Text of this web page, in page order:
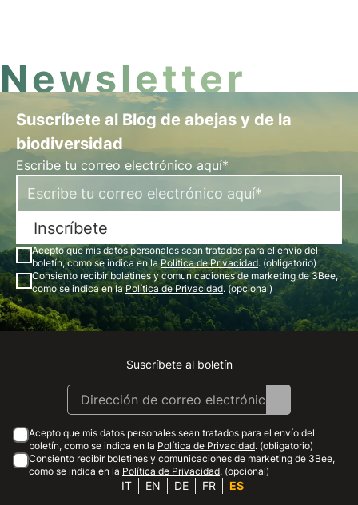
Newsletter
Suscríbete al Blog de abejas y de la
biodiversidad
Escribe tu correo electrónico aquí*
Inscríbete
Acepto que mis datos personales sean tratados para el envío del
boletín, como se indica en laPolítica de Privacidad. (obligatorio)
Consiento recibir boletines y comunicaciones de marketing de 3Bee,
como se indica en laPolítica de Privacidad. (opcional)
Instagram
Facebook
Linkedin
Youtube
Suscríbete al boletín
Acepto que mis datos personales sean tratados para el envío del
boletín, como se indica en la Política de Privacidad. (obligatorio)
Consiento recibir boletines y comunicaciones de marketing de 3Bee,
como se indica en la Política de Privacidad. (opcional)
IT EN DE FR ES